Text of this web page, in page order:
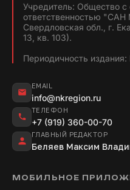
Учредитель: Общество с
ответственностью
Свердловская обл., г.
13, кв. 103).
Периодичность
EMAIL
info@nkregion.ru
ТЕЛЕФОН
+7 (919) 360-00-70
ГЛАВНЫЙ РЕДАКТОР
Беляев Максим
МОБИЛЬНОЕ